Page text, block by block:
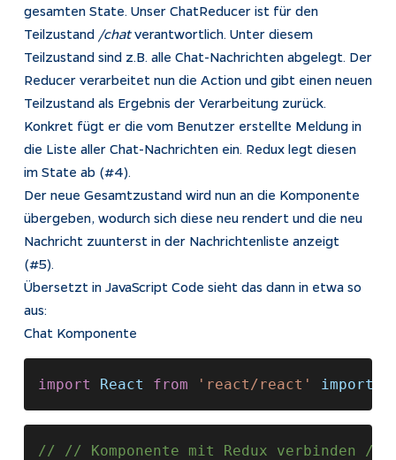
gesamten State. Unser ChatReducer ist für den
Teilzustand /chatverantwortlich. Unter diesem
Teilzustand sind z.B. alle Chat-Nachrichten abgelegt. Der
Reducer verarbeitet nun die Action und gibt einen neuen
Teilzustand als Ergebnis der Verarbeitung zurück.
Konkret fügt er die vom Benutzer erstellte Meldung in
die Liste aller Chat-Nachrichten ein. Redux legt diesen
im State ab (#4).
Der neue Gesamtzustand wird nun an die Komponente
übergeben, wodurch sich diese neu rendert und die neu
Nachricht zuunterst in der Nachrichtenliste anzeigt
(#5).
Übersetzt in JavaScript Code sieht das dann in etwa so
aus:
Chat Komponente
import React from 'react/react' import
// // Komponente mit Redux verbinden //